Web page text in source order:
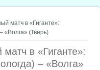
матч в «Гиганте»:
«Волга» (Тверь)
в «Гиганте»:
– «Волга»